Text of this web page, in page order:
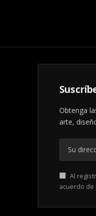
Obtenga
arte,
Al
acuerdo de